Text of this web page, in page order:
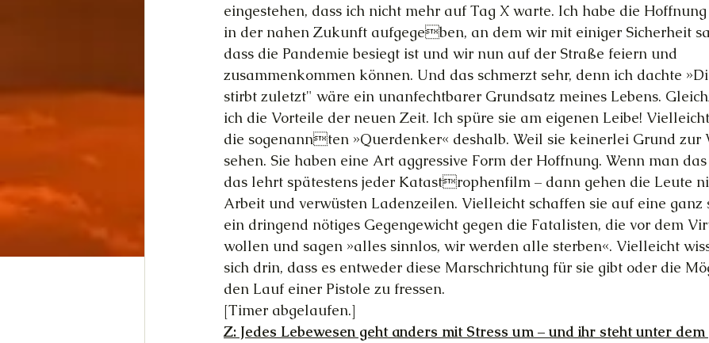
eingestehen, dass ich nicht mehr auf Tag X warte. Ich habe die
in der nahen Zukunft aufgegeben, an dem wir mit einiger Sicherheit
dass die Pandemie besiegt ist und wir nun auf der Straße feiern und
zusammenkommen können. Und das schmerzt sehr, denn ich dachte
stirbt zuletzt" wäre ein unanfechtbarer Grundsatz meines Lebens.
ich die Vorteile der neuen Zeit. Ich spüre sie am eigenen Leibe!
die sogenannten »Querdenker« deshalb. Weil sie keinerlei Grund zur
sehen. Sie haben eine Art aggressive Form der Hoffnung. Wenn man
das lehrt spätestens jeder Katastrophenfilm – dann gehen die Leute
Arbeit und verwüsten Ladenzeilen. Vielleicht schaffen sie auf eine ganz
ein dringend nötiges Gegengewicht gegen die Fatalisten, die vor dem
wollen und sagen »alles sinnlos, wir werden alle sterben«. Vielleicht
sich drin, dass es entweder diese Marschrichtung für sie gibt oder die
den Lauf einer Pistole zu fressen.
[Timer abgelaufen.]
Z: Jedes Lebewesen geht anders mit Stress um – und ihr steht unter